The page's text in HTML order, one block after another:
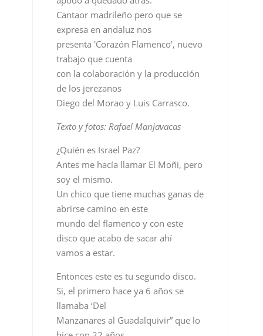
de los jerezanos
Diego del Morao y Luis Carrasco.
Texto y fotos: Rafael Manjavacas
¿Quién es Israel Paz?
Antes me hacía llamar El Moñi, pero
soy el mismo.
Un chico que tiene muchas ganas de
abrirse camino en este
mundo del flamenco y con este
disco que acabo de sacar ahí
vamos a estar.
Entonces este es tu segundo disco.
Si, el primero hace ya 6 años se
llamaba ‘Del
Manzanares al Guadalquivir” que lo
Este disco esta mucho más
pensao.
Mucho más maduro, la voz también
me ha cambiado,